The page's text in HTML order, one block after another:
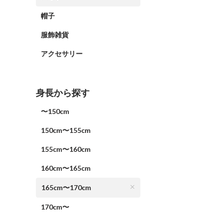
帽子
服飾雑貨
アクセサリー
身長から探す
〜150cm
150cm〜155cm
155cm〜160cm
160cm〜165cm
165cm〜170cm
170cm〜